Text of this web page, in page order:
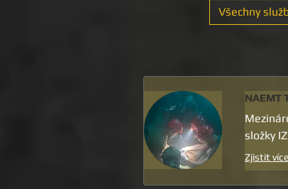
Všechny
NAEMT
složky
Zjistit více